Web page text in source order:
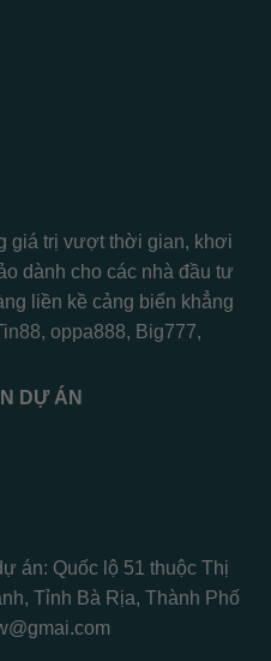
giá trị vượt thời gian, khơi
dành cho các nhà đầu tư
liền kề cảng biển khẳng
, oppa888, Big777,
DỰ ÁN
án: Quốc lộ 51 thuộc Thị
Tỉnh Bà Rịa, Thành Phố